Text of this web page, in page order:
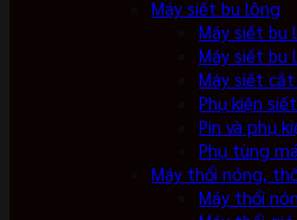
Máy siết bu lông
Máy siết bu
Máy siết bu
Máy siết
Phụ kiện
Pin và phụ
Phụ tùng
Máy thổi nóng,
Máy thổi